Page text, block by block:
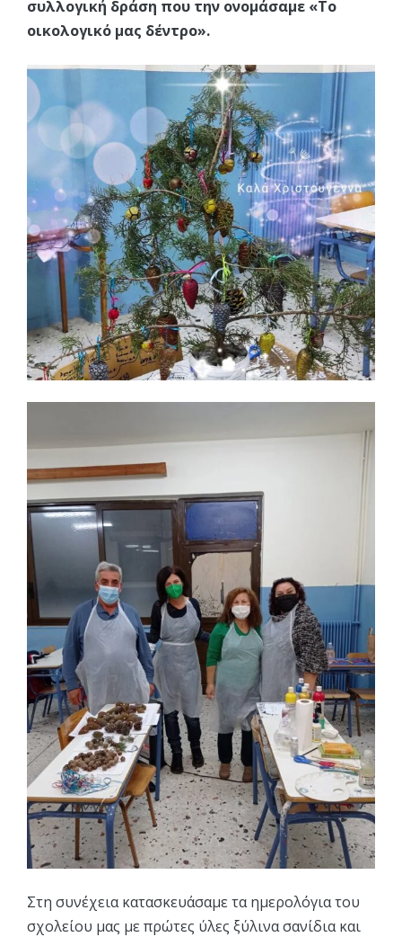
συλλογική δράση που την ονομάσαμε «Το
οικολογικό μας δέντρο».
Στη συνέχεια κατασκευάσαμε τα ημερολόγια του
σχολείου μας με πρώτες ύλες ξύλινα σανίδια και